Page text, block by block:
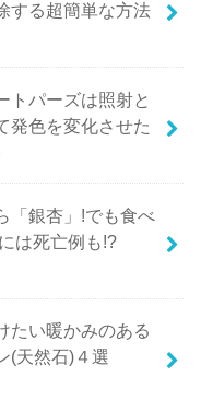
する超簡単な方法
トパーズは照射と
発色を変化させた
「銀杏」!でも食べ
は死亡例も!?
たい暖かみのある
(天然石)４選